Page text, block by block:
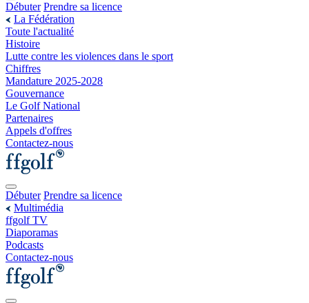
Débuter Prendre sa licence
La Fédération
Toute l'actualité
Histoire
Lutte contre les violences dans le sport
Chiffres
Mandature 2025-2028
Gouvernance
Le Golf National
Partenaires
Appels d'offres
Contactez-nous
Débuter Prendre sa licence
Multimédia
ffgolf TV
Diaporamas
Podcasts
Contactez-nous